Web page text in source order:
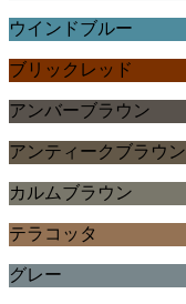
ウインドブルー
ブリックレッド
アンバーブラウン
アンティークブラウン
カルムブラウン
テラコッタ
グレー